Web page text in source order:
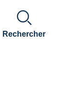
Rechercher